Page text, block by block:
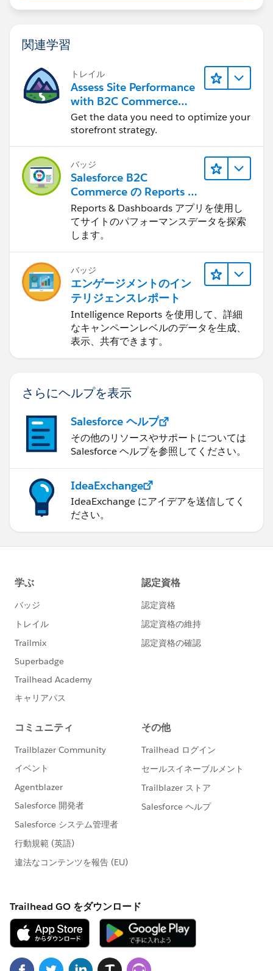
関連学習
トレイル
Assess Site Performance
with B2C Commerce
Reports & Dashboards
Get the data you need to optimize your
storefront strategy.
バッジ
Salesforce B2C
Commerce の Reports &
Dashboards
Reports & Dashboards アプリを使用し
てサイトのパフォーマンスデータを探索
します。
バッジ
エンゲージメントのイン
テリジェンスレポート
Intelligence Reports を使用して、詳細
なキャンペーンレベルのデータを生成、
表示、共有できます。
さらにヘルプを表示
Salesforce ヘルプ
その他のリソースやサポートについては
Salesforce ヘルプを参照してください。
IdeaExchange
IdeaExchange にアイデアを送信してく
ださい。